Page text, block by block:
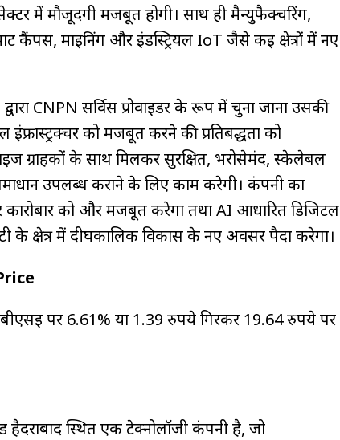
में मौजूदगी मजबूत होगी। साथ ही मैन्युफैक्चरिंग,
कैंपस, माइनिंग और इंडस्ट्रियल IoT जैसे कई क्षेत्रों में नए
CNPN सर्विस प्रोवाइडर के रूप में चुना जाना उसकी
को मजबूत करने की प्रतिबद्धता को
ग्राहकों के साथ मिलकर सुरक्षित, भरोसेमंद, स्केलेबल
उपलब्ध कराने के लिए काम करेगी। कंपनी का
को और मजबूत करेगा तथा AI आधारित डिजिटल
के क्षेत्र में दीर्घकालिक विकास के नए अवसर पैदा करेगा।
पर 6.61% या 1.39 रुपये गिरकर 19.64 रुपये पर
स्थित एक टेक्नोलॉजी कंपनी है, जो